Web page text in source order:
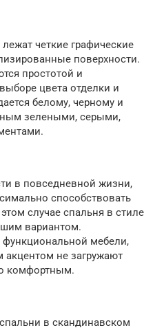
четкие графические
поверхности.
простотой и
цвета отделки и
белому, черному и
зелеными, серыми,
в повседневной жизни,
способствовать
случае спальня в стиле
вариантом.
мебели,
акцентом не загружают
комфортным.
в скандинавском